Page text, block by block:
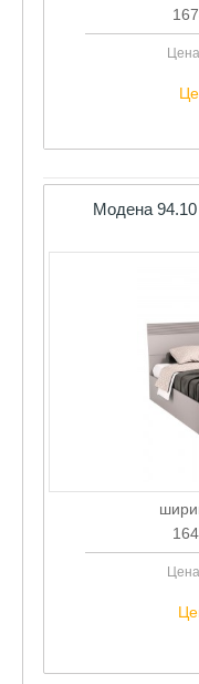
Модена 94.10